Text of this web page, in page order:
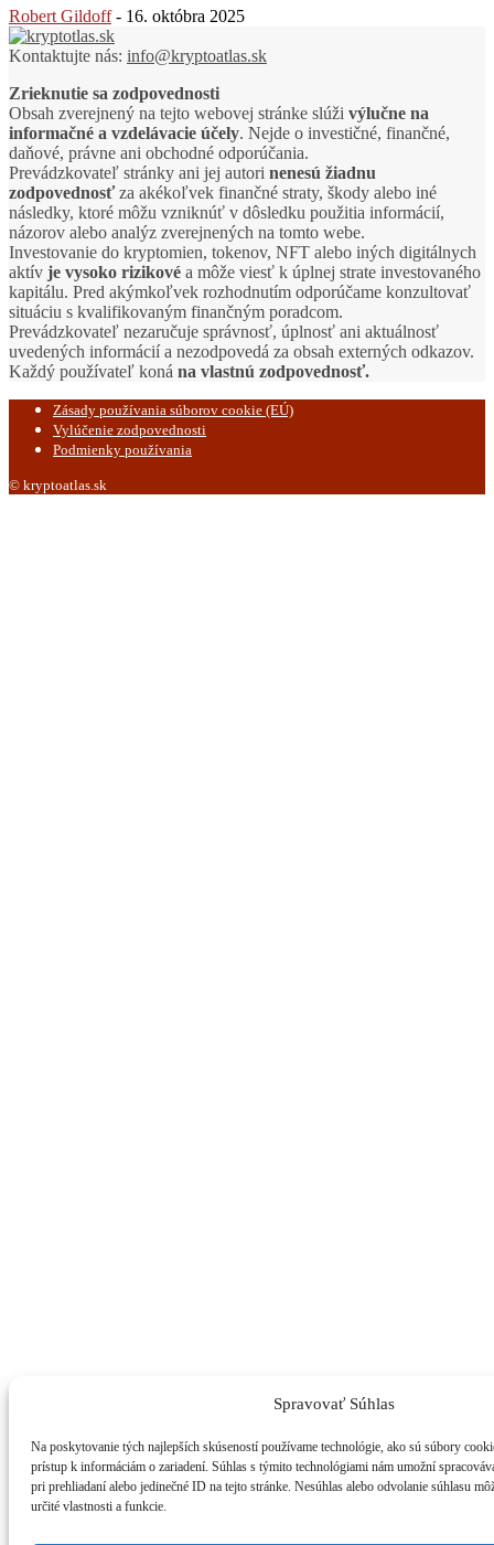
Spravovať Súhlas
Na poskytovanie tých najlepších skúseností používame technológie, ako sú súbory
prístup k informáciám o zariadení. Súhlas s týmito technológiami nám umožní
pri prehliadaní alebo jedinečné ID na tejto stránke. Nesúhlas alebo odvolanie súhlasu
určité vlastnosti a funkcie.
Robert Gildoff - 16. októbra 2025
Kontaktujte nás: info@kryptoatlas.sk
Zrieknutie sa zodpovednosti
Obsah zverejnený na tejto webovej stránke slúži výlučne na
informačné a vzdelávacie účely. Nejde o investičné, finančné,
daňové, právne ani obchodné odporúčania.
Prevádzkovateľ stránky ani jej autori nenesú žiadnu
zodpovednosťza akékoľvek finančné straty, škody alebo iné
následky, ktoré môžu vzniknúť v dôsledku použitia informácií,
názorov alebo analýz zverejnených na tomto webe.
Investovanie do kryptomien, tokenov, NFT alebo iných digitálnych
aktív je vysoko rizikové a môže viesť k úplnej strate investovaného
kapitálu. Pred akýmkoľvek rozhodnutím odporúčame konzultovať
situáciu s kvalifikovaným finančným poradcom.
Prevádzkovateľ nezaručuje správnosť, úplnosť ani aktuálnosť
uvedených informácií a nezodpovedá za obsah externých odkazov.
Každý používateľ koná na vlastnú zodpovednosť.
Zásady používania súborov cookie (EÚ)
Vylúčenie zodpovednosti
Podmienky používania
© kryptoatlas.sk